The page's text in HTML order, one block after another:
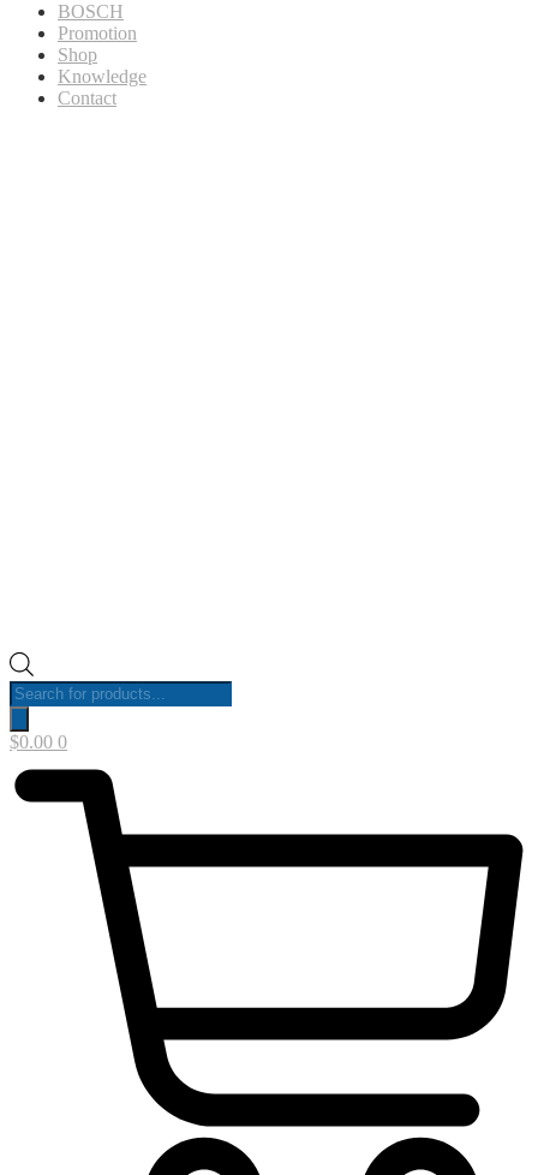
BOSCH
Promotion
Shop
Knowledge
Contact
Products
search
$0.00 0